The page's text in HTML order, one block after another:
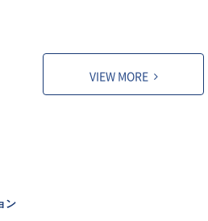
VIEW MORE
ン